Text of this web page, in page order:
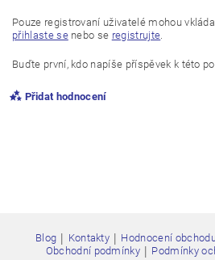
Pouze registrovaní uživatelé mohou
přihlaste senebo se registrujte
Buďte první, kdo napíše příspěvek k této
Přidat hodnocení
Blog | Kontakty | Hodnocení
Obchodní podmínky | Podmínky